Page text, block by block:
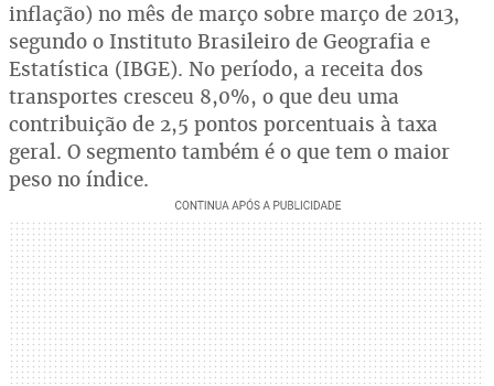
inflação) no mês de março sobre março de 2013,
segundo o Instituto Brasileiro de Geografia e
Estatística (IBGE). No período, a receita dos
transportes cresceu 8,0%, o que deu uma
contribuição de 2,5 pontos porcentuais à taxa
geral. O segmento também é o que tem o maior
peso no índice.